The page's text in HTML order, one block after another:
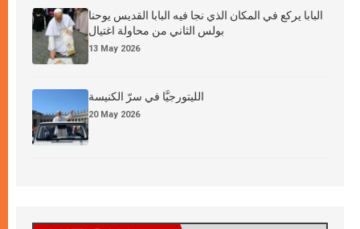
البابا يركع في المكان الذي نجا فيه البابا القديس يوحنا
بولس الثاني من محاولة اغتيال
13 May 2026
الليتورجيَّا في سرّ الكنيسة
20 May 2026